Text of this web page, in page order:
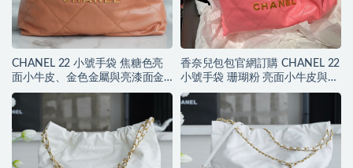
CHANEL 22 小號手袋 焦糖色亮
面小牛皮、金色金屬與亮漆面金
屬
香奈兒包包官網訂購 CHANEL 22
小號手袋 珊瑚粉 亮面小牛皮與金
色金屬